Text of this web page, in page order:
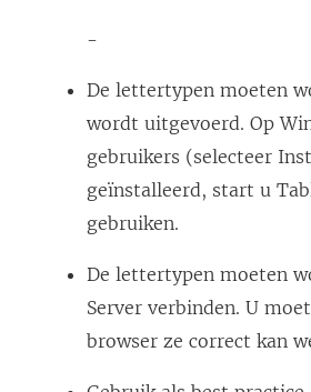
-
De lettertypen moeten
wordt uitgevoerd. Op
gebruikers (selecteer
geïnstalleerd, start u
gebruiken.
De lettertypen moeten
Server verbinden. U
browser ze correct kan